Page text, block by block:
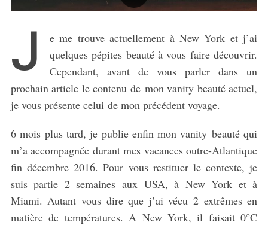
J
e me trouve actuellement à New York et j’ai
quelques pépites beauté à vous faire découvrir.
Cependant, avant de vous parler dans un
prochain article le contenu de mon vanity beauté actuel,
je vous présente celui de mon précédent voyage.
6 mois plus tard, je publie enfin mon vanity beauté qui
m’a accompagnée durant mes vacances outre-Atlantique
fin décembre 2016. Pour vous restituer le contexte, je
suis partie 2 semaines aux USA, à New York et à
Miami. Autant vous dire que j’ai vécu 2 extrêmes en
matière de températures. A New York, il faisait 0°C